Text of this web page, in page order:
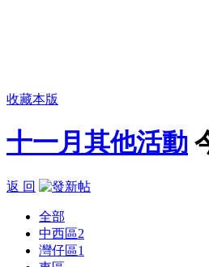
收藏本版
十一月其他活動
返 回
全部
中西區2
灣仔區1